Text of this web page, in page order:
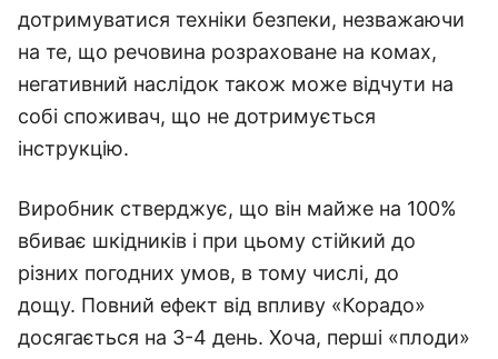
дотримуватися техніки безпеки, незважаючи
на те, що речовина розраховане на комах,
негативний наслідок також може відчути на
собі споживач, що не дотримується
інструкцію.
Виробник стверджує, що він майже на 100%
вбиває шкідників і при цьому стійкий до
різних погодних умов, в тому числі, до
дощу. Повний ефект від впливу «Корадо»
досягається на 3-4 день. Хоча, перші «плоди»